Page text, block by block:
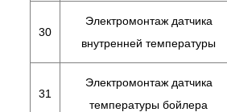
30
Электромонтаж датчика
внутренней температуры
31
Электромонтаж датчика
температуры бойлера